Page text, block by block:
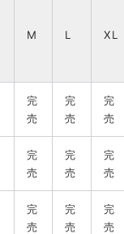
M L XL
完
売
完
売
完
売
完
売
完
売
完
売
完
売
完
売
完
売